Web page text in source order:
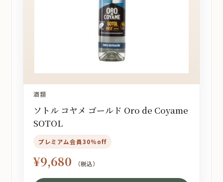
酒類
ソトル コヤメ ゴールド Oro de Coyame
SOTOL
プレミアム会員30%off
¥9,680 （税込）